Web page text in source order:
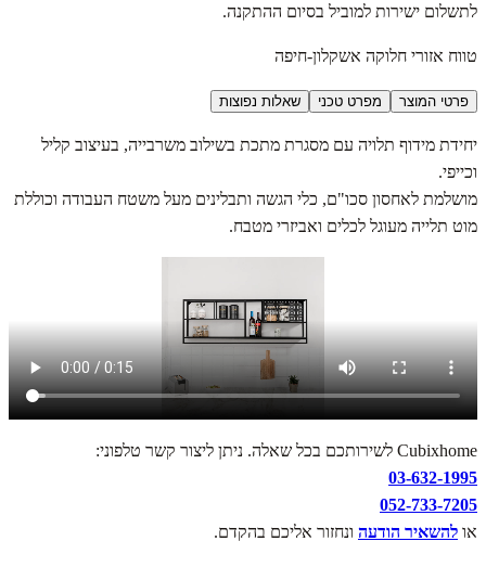
לתשלום ישירות למוביל בסיום ההתקנה.
טווח אזורי חלוקה אשקלון-חיפה
פרטי המוצר מפרט טכני שאלות נפוצות
יחידת מידוף תלויה עם מסגרת מתכת בשילוב משרבייה, בעיצוב קליל
וכייפי.
מושלמת לאחסון סכו"ם, כלי הגשה ותבלינים מעל משטח העבודה וכוללת
מוט תלייה מעוגל לכלים ואביזרי מטבח.
Cubixhome לשירותכם בכל שאלה. ניתן ליצור קשר טלפוני:
03-632-1995
052-733-7205
או להשאיר הודעה ונחזור אליכם בהקדם.